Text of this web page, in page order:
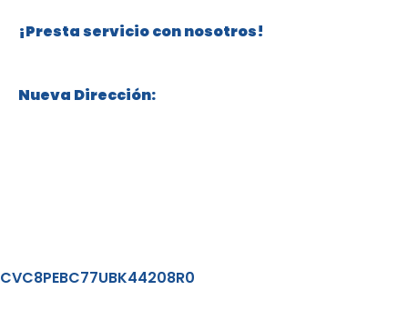
¡Presta servicio con nosotros!
Nueva Dirección:
CVC8PEBC77UBK44208R0